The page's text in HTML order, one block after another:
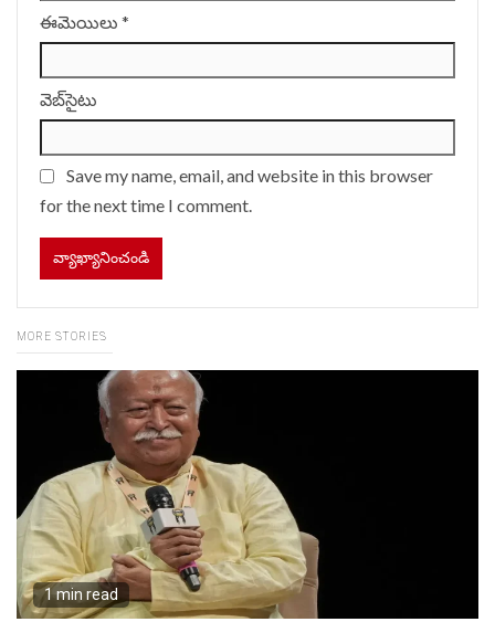
ఈమెయిలు *
వెబ్‌సైటు
Save my name, email, and website in this browser
for the next time I comment.
MORE STORIES
1 min read